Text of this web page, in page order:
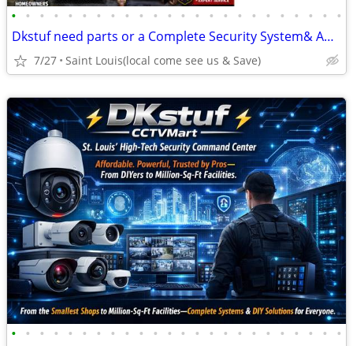
• • • • • • • • • • • • • • • • • • • • • • • •
Dkstuf need parts or a Complete Security System& Automation & More!
7/27 Saint Louis(local come see us & Save)
• • • • • • • • • • • • • • • • • • • • • • • •